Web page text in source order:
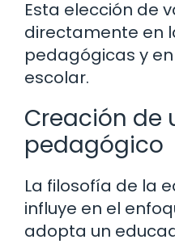
Esta elección de
directamente en
pedagógicas y
escolar.
Creación de
pedagógico
La filosofía de la
influye en el
adopta un